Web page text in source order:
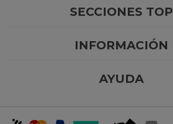
SECCIONES TOP
INFORMACIÓN
AYUDA